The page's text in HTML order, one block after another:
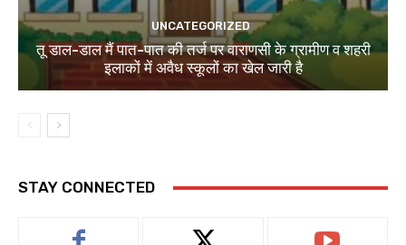
UNCATEGORIZED
तू डाल-डाल मैं पात-पात की तर्ज पर वाराणसी के ग्रामीण व शहरी
इलाकों में अवैध स्कूलों का खेल जारी है
STAY CONNECTED